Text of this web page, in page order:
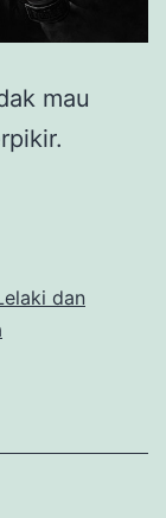
mau
dan